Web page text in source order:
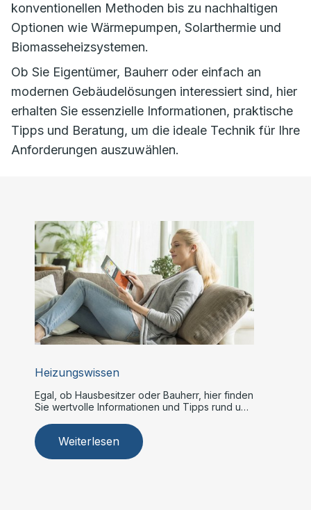
konventionellen Methoden bis zu nachhaltigen
Optionen wie Wärmepumpen, Solarthermie und
Biomasseheizsystemen.
Ob Sie Eigentümer, Bauherr oder einfach an
modernen Gebäudelösungen interessiert sind, hier
erhalten Sie essenzielle Informationen, praktische
Tipps und Beratung, um die ideale Technik für Ihre
Anforderungen auszuwählen.
Heizungswissen
Egal, ob Hausbesitzer oder Bauherr, hier finden
Sie wertvolle Informationen und Tipps rund um
Weiterlesen